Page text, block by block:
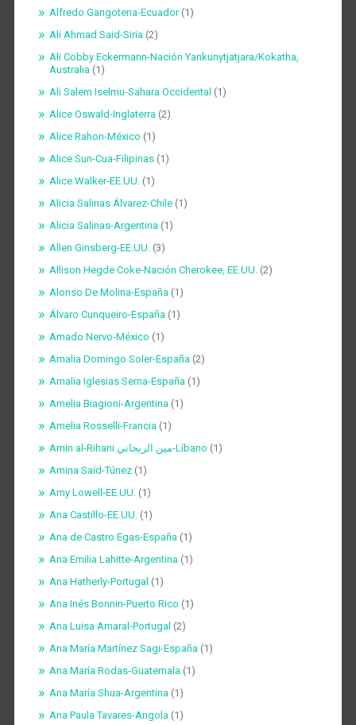
Alfredo Gangotena-Ecuador(1)
Ali Ahmad Said-Siria(2)
Ali Cobby Eckermann-Nación Yankunytjatjara/Kokatha,
Australia(1)
Ali Salem Iselmu-Sahara Occidental (1)
Alice Oswald-Inglaterra(2)
Alice Rahon-México (1)
Alice Sun-Cua-Filipinas(1)
Alice Walker-EE.UU.(1)
Alicia Salinas Álvarez-Chile(1)
Alicia Salinas-Argentina(1)
Allen Ginsberg-EE.UU.(3)
Allison Hegde Coke-Nación Cherokee, EE.UU.(2)
Alonso De Molina-España(1)
Álvaro Cunqueiro-España(1)
Amado Nervo-México (1)
Amalia Domingo Soler-España(2)
Amalia Iglesias Serna-España(1)
Amelia Biagioni-Argentina(1)
Amelia Rosselli-Francia(1)
Amin al-Rihani مين الريحاني-Líbano (1)
Amina Saïd-Túnez(1)
Amy Lowell-EE.UU.(1)
Ana Castillo-EE.UU.(1)
Ana de Castro Egas-España(1)
Ana Emilia Lahitte-Argentina(1)
Ana Hatherly-Portugal (1)
Ana Inés Bonnin-Puerto Rico (1)
Ana Luisa Amaral-Portugal (2)
Ana María Martínez Sagi-España(1)
Ana María Rodas-Guatemala(1)
Ana María Shua-Argentina(1)
Ana Paula Tavares-Angola(1)